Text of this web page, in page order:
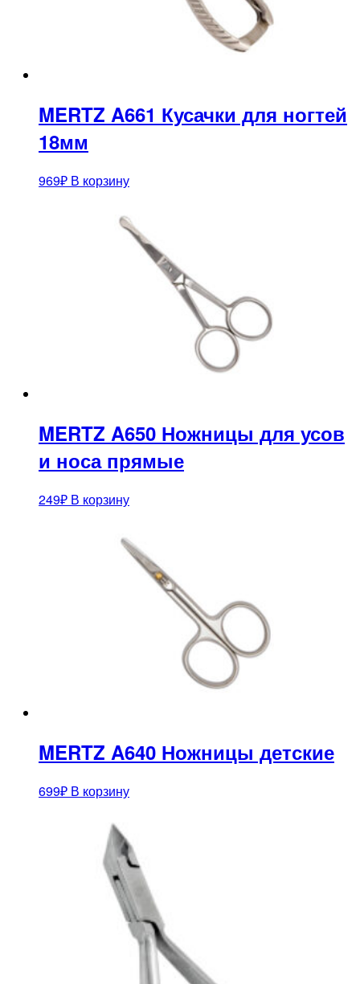
MERTZ A661 Кусачки для ногтей
18мм
969₽ В корзину
MERTZ A650 Ножницы для усов
и носа прямые
249₽ В корзину
MERTZ A640 Ножницы детские
699₽ В корзину